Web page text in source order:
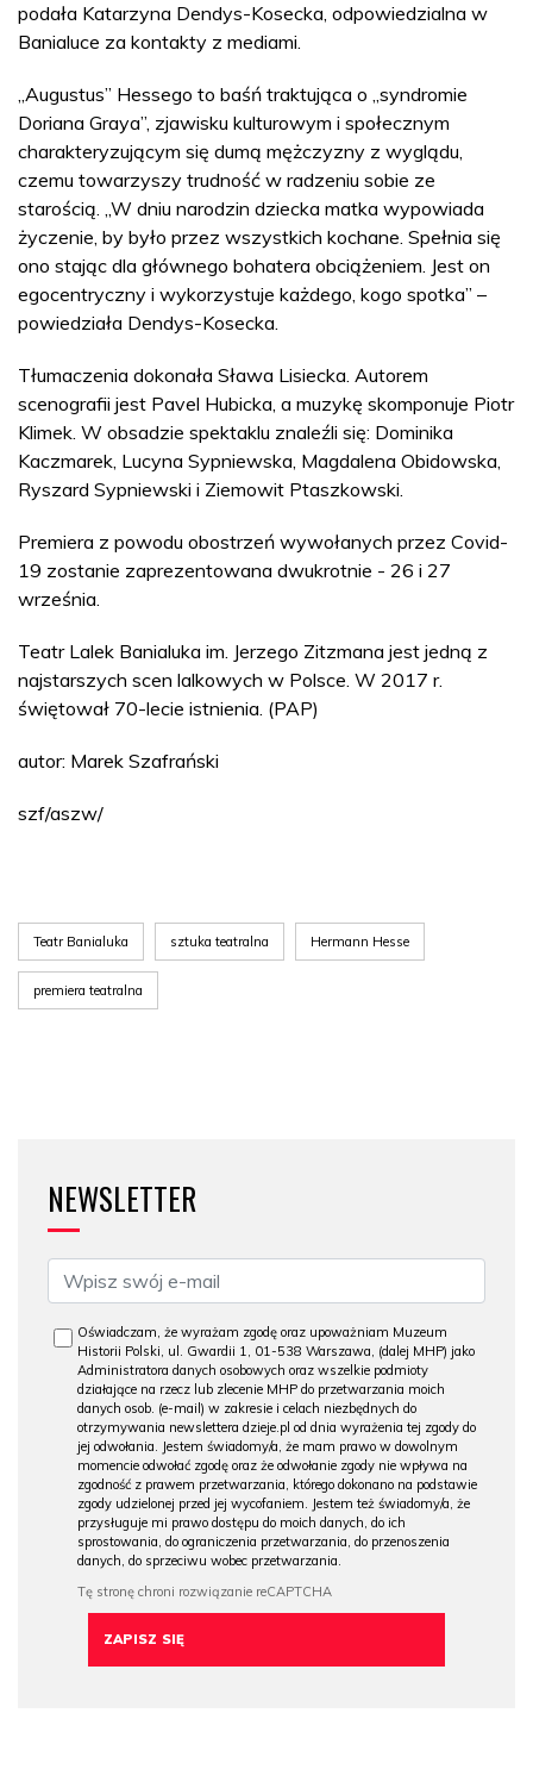
podała Katarzyna Dendys-Kosecka, odpowiedzialna w
Banialuce za kontakty z mediami.
„Augustus” Hessego to baśń traktująca o „syndromie
Doriana Graya”, zjawisku kulturowym i społecznym
charakteryzującym się dumą mężczyzny z wyglądu,
czemu towarzyszy trudność w radzeniu sobie ze
starością. „W dniu narodzin dziecka matka wypowiada
życzenie, by było przez wszystkich kochane. Spełnia się
ono stając dla głównego bohatera obciążeniem. Jest on
egocentryczny i wykorzystuje każdego, kogo spotka” –
powiedziała Dendys-Kosecka.
Tłumaczenia dokonała Sława Lisiecka. Autorem
scenografii jest Pavel Hubicka, a muzykę skomponuje Piotr
Klimek. W obsadzie spektaklu znaleźli się: Dominika
Kaczmarek, Lucyna Sypniewska, Magdalena Obidowska,
Ryszard Sypniewski i Ziemowit Ptaszkowski.
Premiera z powodu obostrzeń wywołanych przez Covid-
19 zostanie zaprezentowana dwukrotnie - 26 i 27
września.
Teatr Lalek Banialuka im. Jerzego Zitzmana jest jedną z
najstarszych scen lalkowych w Polsce. W 2017 r.
świętował 70-lecie istnienia. (PAP)
autor: Marek Szafrański
szf/aszw/
Teatr Banialuka sztuka teatralna Hermann Hesse
premiera teatralna
NEWSLETTER
Oświadczam, że wyrażam zgodę oraz upoważniam Muzeum
Historii Polski, ul. Gwardii 1, 01-538 Warszawa, (dalej MHP) jako
Administratora danych osobowych oraz wszelkie podmioty
działające na rzecz lub zlecenie MHP do przetwarzania moich
danych osob. (e-mail) w zakresie i celach niezbędnych do
otrzymywania newslettera dzieje.pl od dnia wyrażenia tej zgody do
jej odwołania. Jestem świadomy/a, że mam prawo w dowolnym
momencie odwołać zgodę oraz że odwołanie zgody nie wpływa na
zgodność z prawem przetwarzania, którego dokonano na podstawie
zgody udzielonej przed jej wycofaniem. Jestem też świadomy/a, że
przysługuje mi prawo dostępu do moich danych, do ich
sprostowania, do ograniczenia przetwarzania, do przenoszenia
danych, do sprzeciwu wobec przetwarzania.